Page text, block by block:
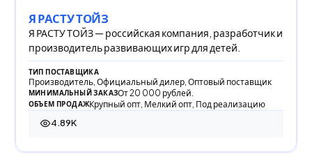
Я РАСТУ ТОЙЗ
Я РАСТУ ТОЙЗ — российская компания, разработчик и
производитель развивающих игр для детей.
ТИП ПОСТАВЩИКА
Производитель, Официальный дилер, Оптовый поставщик
МИНИМАЛЬНЫЙ ЗАКАЗОт 20 000 рублей.
ОБЪЕМ ПРОДАЖКрупный опт, Мелкий опт, Под реализацию
4.89K
4 889 просмотров